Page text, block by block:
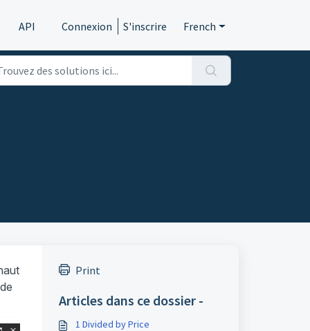
API Connexion S'inscrire French
Print
Articles dans ce dossier -
1 Divided by Price